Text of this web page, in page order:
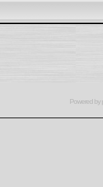
Powered by